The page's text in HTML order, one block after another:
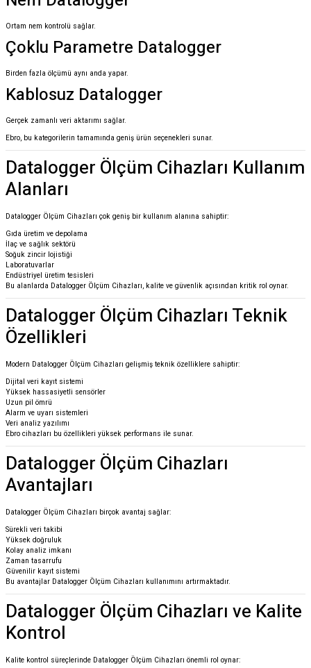
Ortam nem kontrolü sağlar.
Çoklu Parametre Datalogger
Birden fazla ölçümü aynı anda yapar.
Kablosuz Datalogger
Gerçek zamanlı veri aktarımı sağlar.
Ebro, bu kategorilerin tamamında geniş ürün seçenekleri sunar.
Datalogger Ölçüm Cihazları Kullanım
Alanları
Datalogger Ölçüm Cihazları çok geniş bir kullanım alanına sahiptir:
Gıda üretim ve depolama
İlaç ve sağlık sektörü
Soğuk zincir lojistiği
Laboratuvarlar
Endüstriyel üretim tesisleri
Bu alanlarda Datalogger Ölçüm Cihazları, kalite ve güvenlik açısından kritik rol oynar.
Datalogger Ölçüm Cihazları Teknik
Özellikleri
Modern Datalogger Ölçüm Cihazları gelişmiş teknik özelliklere sahiptir:
Dijital veri kayıt sistemi
Yüksek hassasiyetli sensörler
Uzun pil ömrü
Alarm ve uyarı sistemleri
Veri analiz yazılımı
Ebro cihazları bu özellikleri yüksek performans ile sunar.
Datalogger Ölçüm Cihazları
Avantajları
Datalogger Ölçüm Cihazları birçok avantaj sağlar:
Sürekli veri takibi
Yüksek doğruluk
Kolay analiz imkanı
Zaman tasarrufu
Güvenilir kayıt sistemi
Bu avantajlar Datalogger Ölçüm Cihazları kullanımını artırmaktadır.
Datalogger Ölçüm Cihazları ve Kalite
Kontrol
Kalite kontrol süreçlerinde Datalogger Ölçüm Cihazları önemli rol oynar: